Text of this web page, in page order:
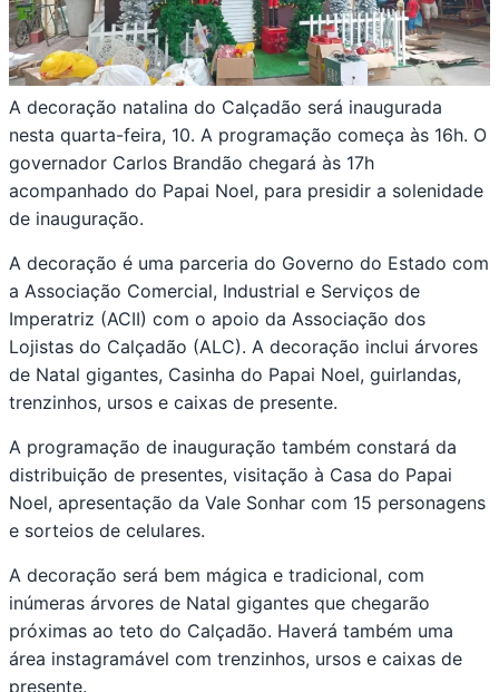
A decoração natalina do Calçadão será inaugurada
nesta quarta-feira, 10. A programação começa às 16h. O
governador Carlos Brandão chegará às 17h
acompanhado do Papai Noel, para presidir a solenidade
de inauguração.
A decoração é uma parceria do Governo do Estado com
a Associação Comercial, Industrial e Serviços de
Imperatriz (ACII) com o apoio da Associação dos
Lojistas do Calçadão (ALC). A decoração inclui árvores
de Natal gigantes, Casinha do Papai Noel, guirlandas,
trenzinhos, ursos e caixas de presente.
A programação de inauguração também constará da
distribuição de presentes, visitação à Casa do Papai
Noel, apresentação da Vale Sonhar com 15 personagens
e sorteios de celulares.
A decoração será bem mágica e tradicional, com
inúmeras árvores de Natal gigantes que chegarão
próximas ao teto do Calçadão. Haverá também uma
área instagramável com trenzinhos, ursos e caixas de
presente.